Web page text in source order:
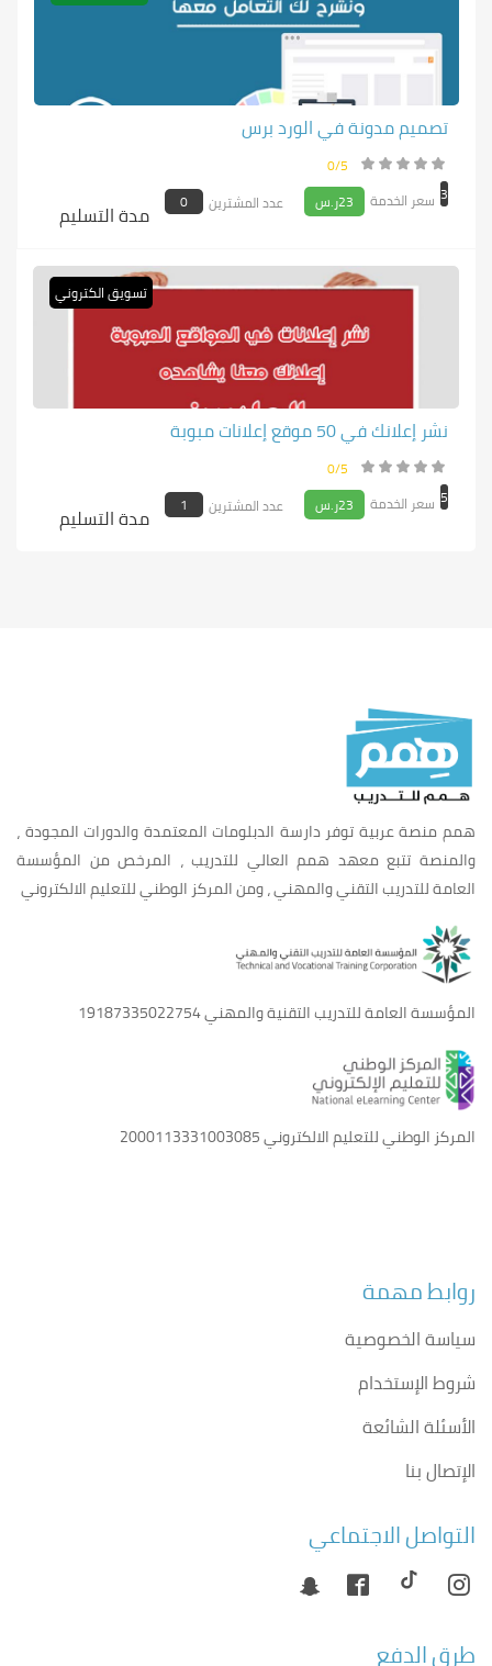
تصميم مدونة في الورد برس
0/5
سعر الخدمة
23ر.س عدد المشترين 0 مدة التسليم
3
تسويق الكتروني
نشر إعلانك في 50 موقع إعلانات مبوبة
0/5
سعر الخدمة
23ر.س عدد المشترين 1 مدة التسليم
5
همم منصة عربية توفر دارسة الدبلومات المعتمدة والدورات المجودة ،
والمنصة تتبع معهد همم العالي للتدريب ، المرخص من المؤسسة
العامة للتدريب التقني والمهني ، ومن المركز الوطني للتعليم الالكتروني
المؤسسة العامة للتدريب التقنية والمهني19187335022754
المركز الوطني للتعليم الالكتروني2000113331003085
روابط مهمة
سياسة الخصوصية
شروط الإستخدام
الأسئلة الشائعة
الإتصال بنا
التواصل الاجتماعي
طرق الدفع